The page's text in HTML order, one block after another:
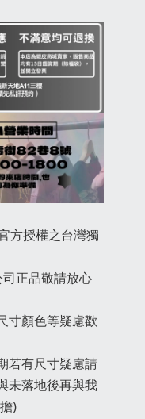
方授權之台灣獨
正品敬請放心
寸顏色等疑慮歡
若有尺寸疑慮請
未落地後再與我
)